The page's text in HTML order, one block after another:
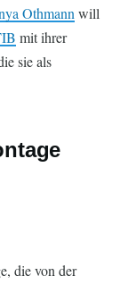
Othmann will
mit ihrer
sie als
die von der